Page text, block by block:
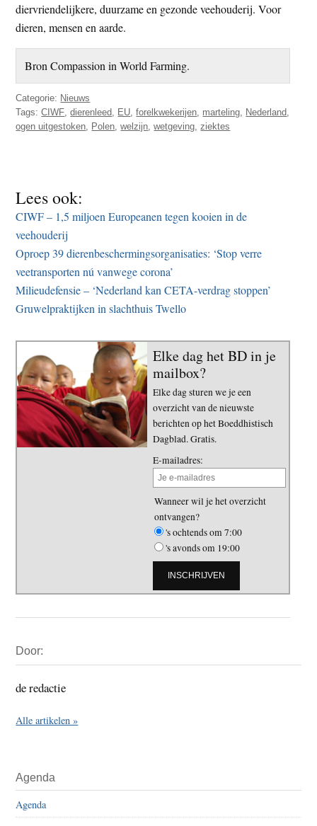
diervriendelijkere, duurzame en gezonde veehouderij. Voor
dieren, mensen en aarde.
Bron Compassion in World Farming.
Categorie: Nieuws
Tags:CIWF,dierenleed, EU,forelkwekerijen, marteling, Nederland,
ogen uitgestoken, Polen,welzijn,wetgeving,ziektes
Lees ook:
CIWF – 1,5 miljoen Europeanen tegen kooien in de
veehouderij
Oproep 39 dierenbeschermingsorganisaties: ‘Stop verre
veetransporten nú vanwege corona’
Milieudefensie – ‘Nederland kan CETA-verdrag stoppen’
Gruwelpraktijken in slachthuis Twello
Elke dag het BD in je
mailbox?
Elke dag sturen we je een
overzicht van de nieuwste
berichten op het Boeddhistisch
Dagblad. Gratis.
E-mailadres:
Wanneer wil je het overzicht
ontvangen?
's ochtends om 7:00
's avonds om 19:00
Sidebar
Door:
de redactie
Alle artikelen »
Agenda
Agenda